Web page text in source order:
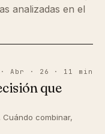
analizadas en el
Abr · 26 · 11 min
que
combinar,